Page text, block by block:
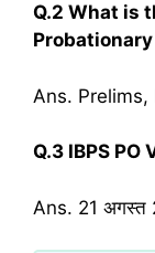
Q.2 What is
Ans.
Q.3 IBPS
Ans. 21 अगस्त